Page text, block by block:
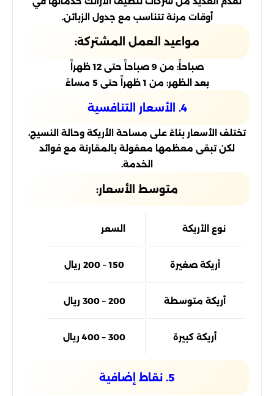
أوقات مرنة تتناسب مع جدول الزبائن.
مواعيد العمل المشتركة:
صباحاً: من 9 صباحاً حتى 12 ظهراً
بعد الظهر: من 1 ظهراً حتى 5 مساءً
4. الأسعار التنافسية
تختلف الأسعار بناءً على مساحة الأريكة وحالة النسيج،
لكن تبقى معظمها معقولة بالمقارنة مع فوائد
الخدمة.
متوسط الأسعار:
نوع الأريكة السعر
أريكة صغيرة 150 – 200 ريال
أريكة متوسطة 200 – 300 ريال
أريكة كبيرة 300 – 400 ريال
5. نقاط إضافية